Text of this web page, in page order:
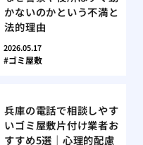
かないのかという不満と
法的理由
2026.05.17
ゴミ屋敷
兵庫の電話で相談しやす
いゴミ屋敷片付け業者お
すすめ5選｜心理的配慮